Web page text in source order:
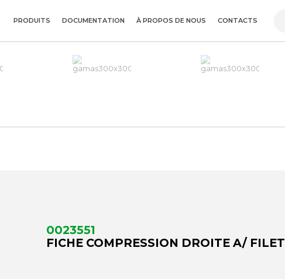
PRODUITS DOCUMENTATION À PROPOS DE NOUS CONTACTS
0023551
FICHE COMPRESSION DROITE A/ FILET